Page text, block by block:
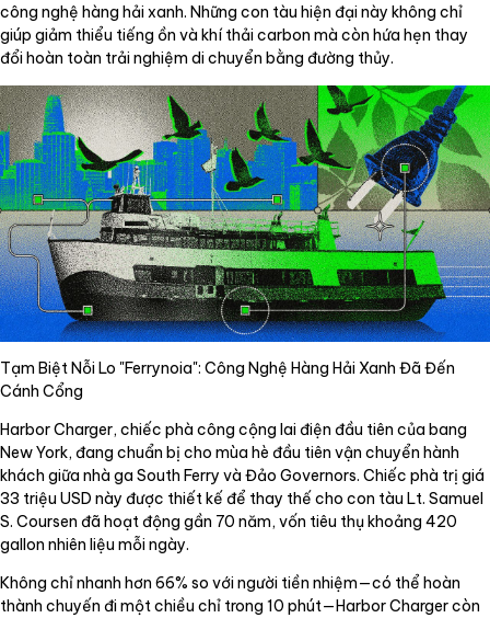
công nghệ hàng hải xanh. Những con tàu hiện đại này không chỉ
giúp giảm thiểu tiếng ồn và khí thải carbon mà còn hứa hẹn thay
đổi hoàn toàn trải nghiệm di chuyển bằng đường thủy.
Tạm Biệt Nỗi Lo "Ferrynoia": Công Nghệ Hàng Hải Xanh Đã Đến
Cánh Cổng
Harbor Charger, chiếc phà công cộng lai điện đầu tiên của bang
New York, đang chuẩn bị cho mùa hè đầu tiên vận chuyển hành
khách giữa nhà ga South Ferry và Đảo Governors. Chiếc phà trị giá
33 triệu USD này được thiết kế để thay thế cho con tàu Lt. Samuel
S. Coursen đã hoạt động gần 70 năm, vốn tiêu thụ khoảng 420
gallon nhiên liệu mỗi ngày.
Không chỉ nhanh hơn 66% so với người tiền nhiệm—có thể hoàn
thành chuyến đi một chiều chỉ trong 10 phút—Harbor Charger còn